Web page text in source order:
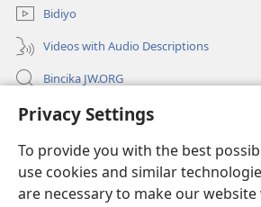
Privacy Settings
To provide you with the best
use cookies and similar
are necessary to make our
Bidiyo
Videos with Audio Descriptions
Bincika JW.ORG
Labaran Shari’a
Gudummawa
(opens
new
window)